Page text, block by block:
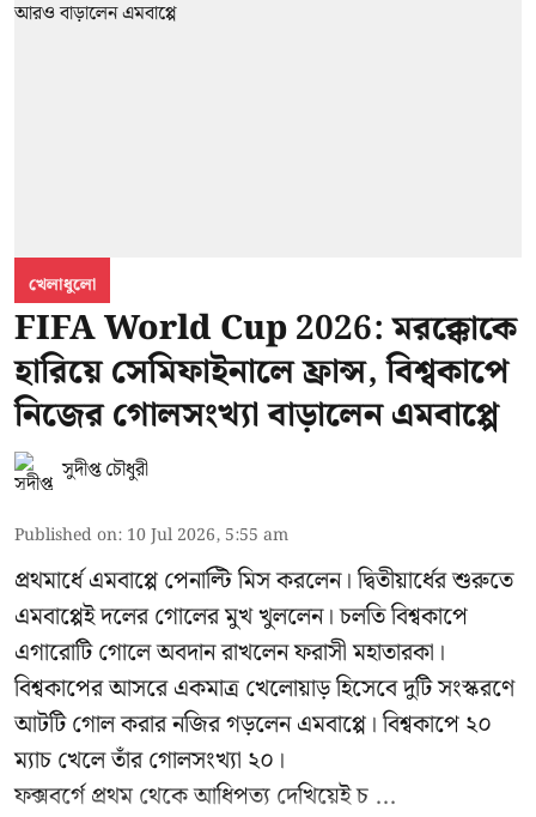
খেলাধুলো
FIFA World Cup 2026: মরক্কোকে
হারিয়ে সেমিফাইনালে ফ্রান্স, বিশ্বকাপে
নিজের গোলসংখ্যা বাড়ালেন এমবাপ্পে
সুদীপ্ত চৌধুরী
Published on: 10 Jul 2026, 5:55 am
প্রথমার্ধে এমবাপ্পে পেনাল্টি মিস করলেন। দ্বিতীয়ার্ধের শুরুতে
এমবাপ্পেই দলের গোলের মুখ খুললেন। চলতি বিশ্বকাপে
এগারোটি গোলে অবদান রাখলেন ফরাসী মহাতারকা।
বিশ্বকাপের আসরে একমাত্র খেলোয়াড় হিসেবে দুটি সংস্করণে
আটটি গোল করারনজির গড়লেন এমবাপ্পে। বিশ্বকাপে ২০
ম্যাচ খেলে তাঁর গোলসংখ্যা ২০।
ফক্সবর্গে প্রথম থেকে আধিপত্য দেখিয়েই চ ...